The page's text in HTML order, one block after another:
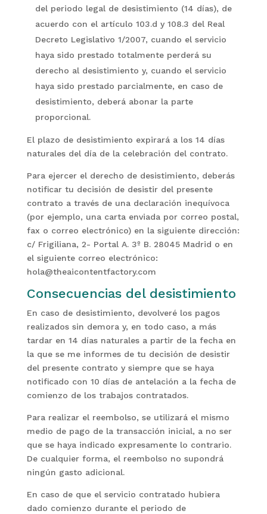
del periodo legal de desistimiento (14 días), de
acuerdo con el artículo 103.d y 108.3 del Real
Decreto Legislativo 1/2007, cuando el servicio
haya sido prestado totalmente perderá su
derecho al desistimiento y, cuando el servicio
haya sido prestado parcialmente, en caso de
desistimiento, deberá abonar la parte
proporcional.
El plazo de desistimiento expirará a los 14 días
naturales del día de la celebración del contrato.
Para ejercer el derecho de desistimiento, deberás
notificar tu decisión de desistir del presente
contrato a través de una declaración inequívoca
(por ejemplo, una carta enviada por correo postal,
fax o correo electrónico) en la siguiente dirección:
c/ Frigiliana, 2- Portal A. 3º B. 28045 Madrid o en
el siguiente correo electrónico:
hola@theaicontentfactory.com
Consecuencias del desistimiento
En caso de desistimiento, devolveré los pagos
realizados sin demora y, en todo caso, a más
tardar en 14 días naturales a partir de la fecha en
la que se me informes de tu decisión de desistir
del presente contrato y siempre que se haya
notificado con 10 días de antelación a la fecha de
comienzo de los trabajos contratados.
Para realizar el reembolso, se utilizará el mismo
medio de pago de la transacción inicial, a no ser
que se haya indicado expresamente lo contrario.
De cualquier forma, el reembolso no supondrá
ningún gasto adicional.
En caso de que el servicio contratado hubiera
dado comienzo durante el periodo de